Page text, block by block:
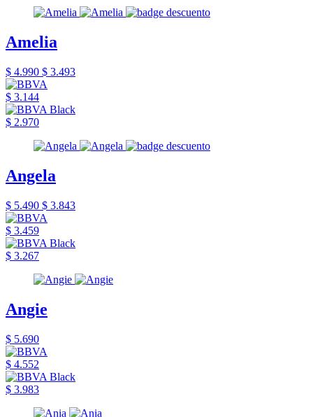
Amelia
$ 4.990 $ 3.493
$ 3.144
$ 2.970
Angela
$ 5.490 $ 3.843
$ 3.459
$ 3.267
Angie
$ 5.690
$ 4.552
$ 3.983